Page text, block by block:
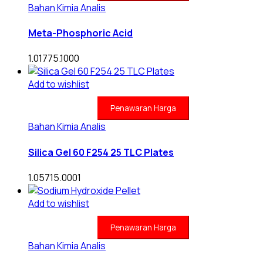
Bahan Kimia Analis
Meta-Phosphoric Acid
1.01775.1000
Add to wishlist
Penawaran Harga
Bahan Kimia Analis
Silica Gel 60 F254 25 TLC Plates
1.05715.0001
Add to wishlist
Penawaran Harga
Bahan Kimia Analis